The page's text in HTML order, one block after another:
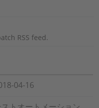
RSS feed.
04-16